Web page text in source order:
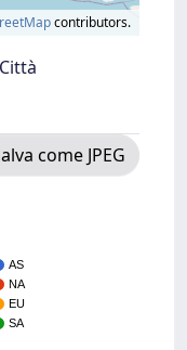
contributors.
Città
come JPEG
AS
NA
EU
SA